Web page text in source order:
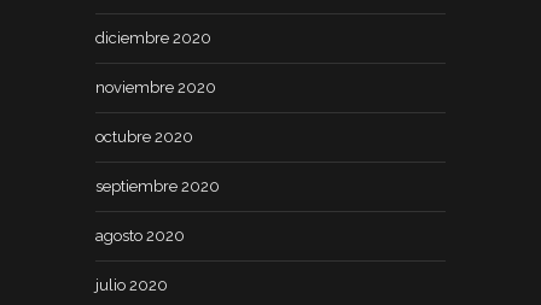
diciembre 2020
noviembre 2020
octubre 2020
septiembre 2020
agosto 2020
julio 2020